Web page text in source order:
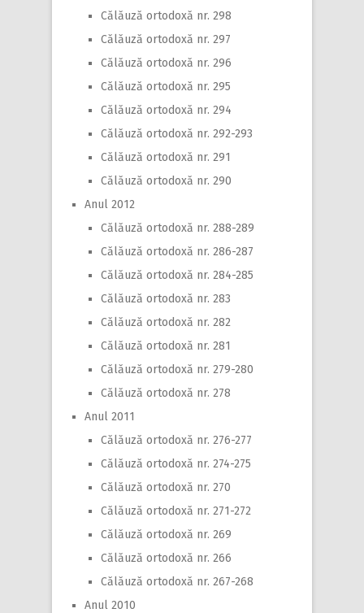
Călăuză ortodoxă nr. 298
Călăuză ortodoxă nr. 297
Călăuză ortodoxă nr. 296
Călăuză ortodoxă nr. 295
Călăuză ortodoxă nr. 294
Călăuză ortodoxă nr. 292-293
Călăuză ortodoxă nr. 291
Călăuză ortodoxă nr. 290
Anul 2012
Călăuză ortodoxă nr. 288-289
Călăuză ortodoxă nr. 286-287
Călăuză ortodoxă nr. 284-285
Călăuză ortodoxă nr. 283
Călăuză ortodoxă nr. 282
Călăuză ortodoxă nr. 281
Călăuză ortodoxă nr. 279-280
Călăuză ortodoxă nr. 278
Anul 2011
Călăuză ortodoxă nr. 276-277
Călăuză ortodoxă nr. 274-275
Călăuză ortodoxă nr. 270
Călăuză ortodoxă nr. 271-272
Călăuză ortodoxă nr. 269
Călăuză ortodoxă nr. 266
Călăuză ortodoxă nr. 267-268
Anul 2010